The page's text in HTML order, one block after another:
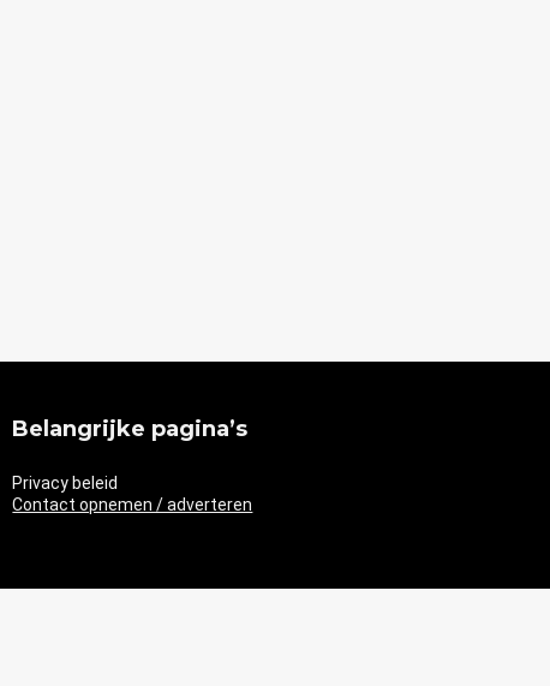
Belangrijke pagina’s
Privacy beleid
Contact opnemen / adverteren